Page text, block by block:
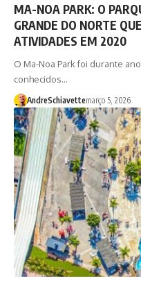
MA-NOA PARK: O
GRANDE DO NORTE
ATIVIDADES EM 2020
O Ma-Noa Park foi durante
conhecidos…
AndreSchiavettemarço 5, 2026